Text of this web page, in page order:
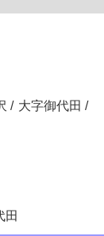
/ 大字御代田 /
田